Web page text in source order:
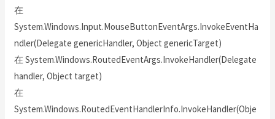
在
System.Windows.Input.MouseButtonEventArgs.InvokeEventHa
ndler(Delegate genericHandler, Object genericTarget)
在 System.Windows.RoutedEventArgs.InvokeHandler(Delegate
handler, Object target)
在
System.Windows.RoutedEventHandlerInfo.InvokeHandler(Obje